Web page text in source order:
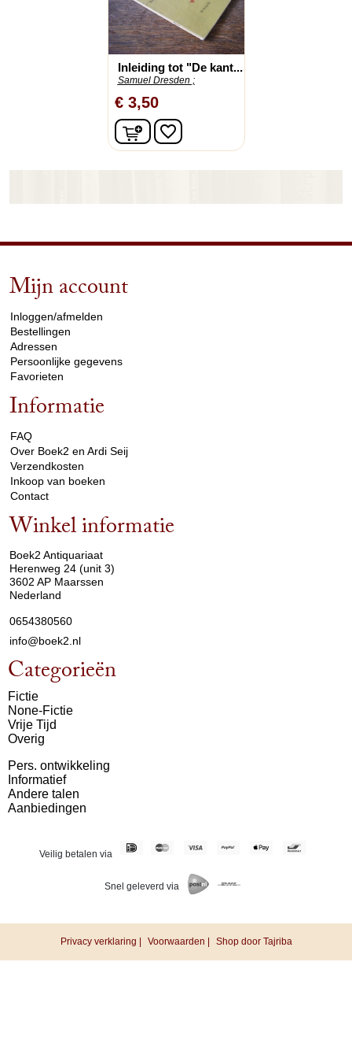
Inleiding tot "De kant...
Samuel Dresden ;
€ 3,50
In winkelwagen
favorite_border
Mijn account
Inloggen/afmelden
Bestellingen
Adressen
Persoonlijke gegevens
Favorieten
Informatie
FAQ
Over Boek2 en Ardi Seij
Verzendkosten
Inkoop van boeken
Contact
Winkel informatie
Boek2 Antiquariaat
Herenweg 24 (unit 3)
3602 AP Maarssen
Nederland
0654380560
info@boek2.nl
Categorieën
Fictie
None-Fictie
Vrije Tijd
Overig
Pers. ontwikkeling
Informatief
Andere talen
Aanbiedingen
Veilig betalen via
Snel geleverd via
Privacy verklaring | Voorwaarden | Shop door Tajriba